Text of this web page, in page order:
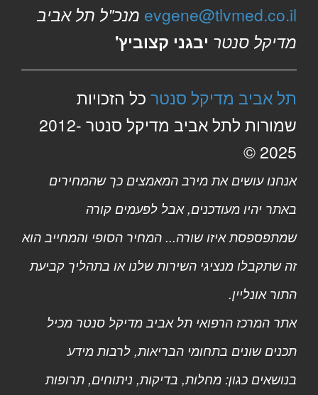
evgene@tlvmed.co.il מנכ"ל תל אביב
מדיקל סנטר יבגני קצוביץ'
תל אביב מדיקל סנטר כל הזכויות
שמורות לתל אביב מדיקל סנטר 2012-
2025 ©
אנחנו עושים את מירב המאמצים כך שהמחירים
באתר יהיו מעודכנים, אבל לפעמים קורה
שמתפספסת איזו שורה... המחיר הסופי והמחייב הוא
זה שתקבלו מנציגי השירות שלנו או בתהליך קביעת
התור אונליין.
אתר המרכז הרפואי תל אביב מדיקל סנטר מכיל
תכנים שונים בתחומי הבריאות, לרבות מידע
בנושאים כגון: מחלות, בדיקות, ניתוחים, תרופות